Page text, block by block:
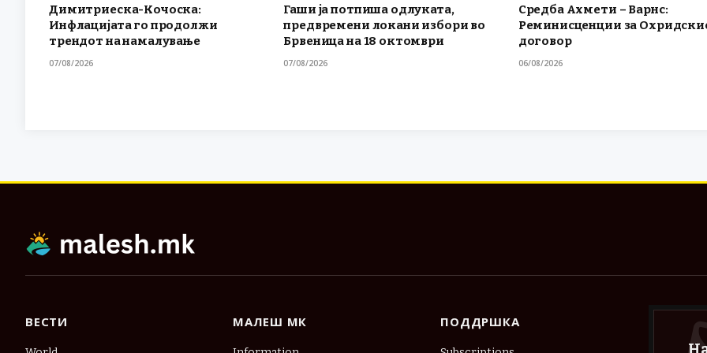
Димитриеска-Кочоска:
Инфлацијата го продолжи
трендот на намалување
07/08/2026
Гаши ја потпиша одлуката,
предвремени локани избори во
Брвеница на 18 октомври
07/08/2026
Средба Ахмети – Варнс:
Реминисценции за
договор
06/08/2026
ВЕСТИ МАЛЕШ МК ПОДДРШКА